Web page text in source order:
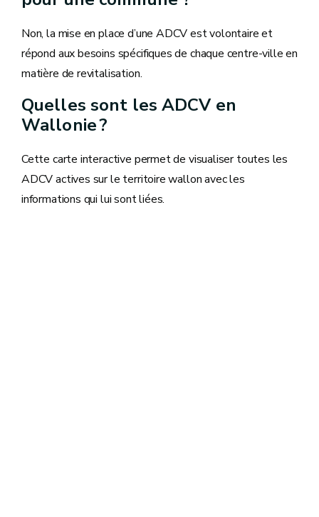
Non, la mise en place d’une ADCV est volontaire et
répond aux besoins spécifiques de chaque centre-ville en
matière de revitalisation.
Quelles sont les ADCV en
Wallonie ?
Cette carte interactive permet de visualiser toutes les
ADCV actives sur le territoire wallon avec les
informations qui lui sont liées.